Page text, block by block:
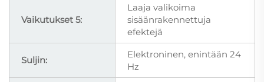
Vaikutukset 5:
Laaja valikoima
sisäänrakennettuja
efektejä
Suljin:
Elektroninen, enintään 24
Hz